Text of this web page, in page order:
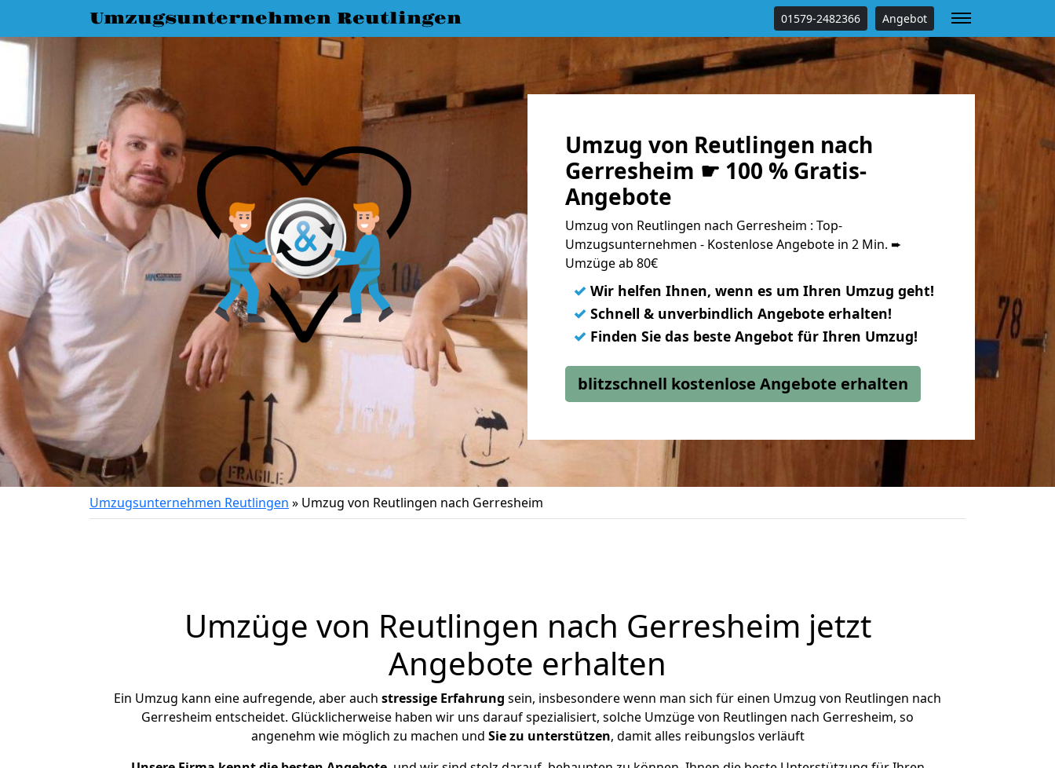
Umzugsunternehmen Reutlingen 01579-2482366 Angebot
Umzug von Reutlingen nach
Gerresheim ☛ 100 % Gratis-
Angebote
Umzug von Reutlingen nach Gerresheim : Top-
Umzugsunternehmen - Kostenlose Angebote in 2 Min. ➨
Umzüge ab 80€
✓ Wir helfen Ihnen, wenn es um Ihren Umzug geht!
✓ Schnell & unverbindlich Angebote erhalten!
✓ Finden Sie das beste Angebot für Ihren Umzug!
blitzschnell kostenlose Angebote erhalten
Umzugsunternehmen Reutlingen » Umzug von Reutlingen nach Gerresheim
Umzüge von Reutlingen nach Gerresheim jetzt
Angebote erhalten
Ein Umzug kann eine aufregende, aber auch stressige Erfahrung sein, insbesondere wenn man sich für einen Umzug von Reutlingen nach
Gerresheim entscheidet. Glücklicherweise haben wir uns darauf spezialisiert, solche Umzüge von Reutlingen nach Gerresheim, so
angenehm wie möglich zu machen und Sie zu unterstützen, damit alles reibungslos verläuft